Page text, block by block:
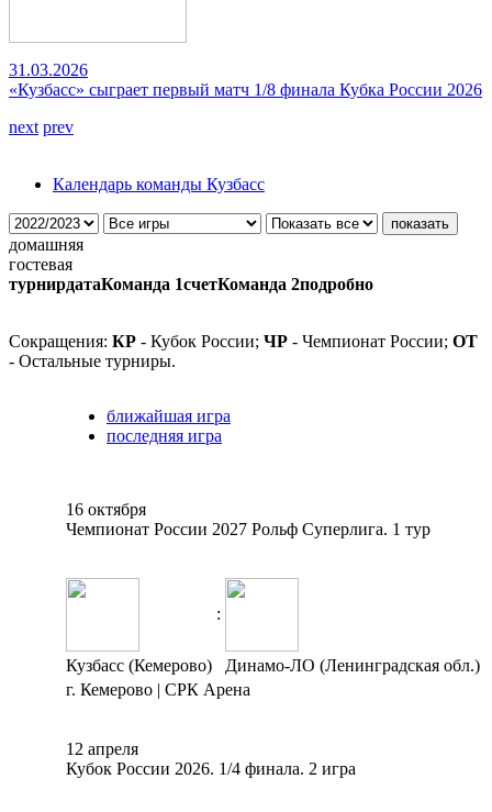
31.03.2026
«Кузбасс» сыграет первый матч 1/8 финала Кубка России 2026
next prev
Календарь команды Кузбасс
домашняя
гостевая
турнирдатаКоманда 1счетКоманда 2подробно
Сокращения: КР - Кубок России; ЧР - Чемпионат России; ОТ
- Остальные турниры.
ближайшая игра
последняя игра
16 октября
Чемпионат России 2027 Рольф Суперлига. 1 тур
:
Кузбасс (Кемерово)
Динамо-ЛО (Ленинградская обл.)
г. Кемерово | СРК Арена
12 апреля
Кубок России 2026. 1/4 финала. 2 игра